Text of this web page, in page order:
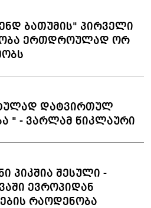
ბათუმის" პირველი
ერთდროულად ორ
დატვირთულ
" - ვარლამ წიკლაური
პიკშია შესული -
ევროპიდან
რაოდენობა